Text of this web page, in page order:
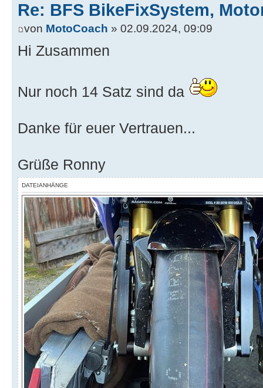
Re: BFS BikeFixSystem,
von MotoCoach » 02.09.2024, 09:09
Hi Zusammen
Nur noch 14 Satz sind da
Danke für euer Vertrauen...
Grüße Ronny
DATEIANHÄNGE